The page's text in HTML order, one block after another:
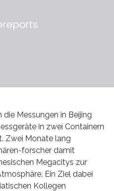
Messungen in Beijing
in zwei Containern
Zwei Monate lang
forscher damit
Megacitys zur
Ein Ziel dabei
Kollegen